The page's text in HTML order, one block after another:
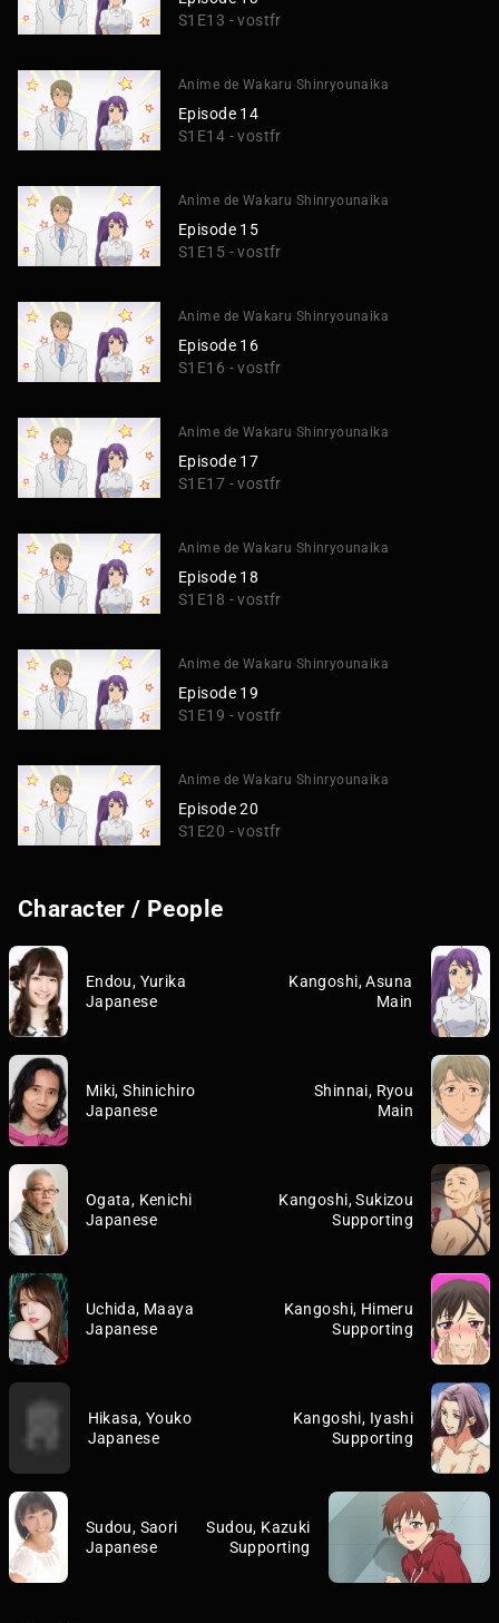
S1E13 - vostfr
Anime de Wakaru Shinryounaika
Episode 14
S1E14 - vostfr
Anime de Wakaru Shinryounaika
Episode 15
S1E15 - vostfr
Anime de Wakaru Shinryounaika
Episode 16
S1E16 - vostfr
Anime de Wakaru Shinryounaika
Episode 17
S1E17 - vostfr
Anime de Wakaru Shinryounaika
Episode 18
S1E18 - vostfr
Anime de Wakaru Shinryounaika
Episode 19
S1E19 - vostfr
Anime de Wakaru Shinryounaika
Episode 20
S1E20 - vostfr
Character / People
Endou, Yurika
Japanese
Kangoshi, Asuna
Main
Miki, Shinichiro
Japanese
Shinnai, Ryou
Main
Ogata, Kenichi
Japanese
Kangoshi, Sukizou
Supporting
Uchida, Maaya
Japanese
Kangoshi, Himeru
Supporting
Hikasa, Youko
Japanese
Kangoshi, Iyashi
Supporting
Sudou, Saori
Japanese
Sudou, Kazuki
Supporting